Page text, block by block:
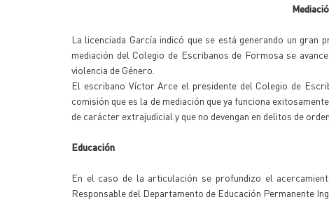
La licenciada García indicó que se está generando un
mediación del Colegio de Escribanos de Formosa se
violencia de Género.
El escribano Víctor Arce el presidente del Colegio de
comisión que es la de mediación que ya funciona
de carácter extrajudicial y que no devengan en delitos de
Educación
En el caso de la articulación se profundizo el
Responsable del Departamento de Educación Permanente